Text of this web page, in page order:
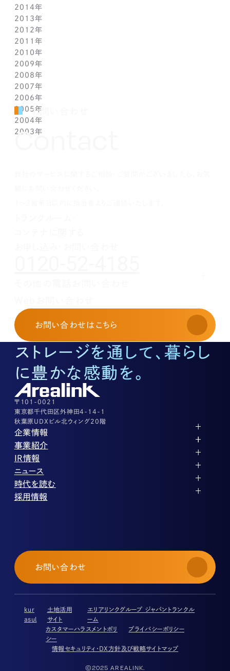
2月(10)
1月(5)
3月(6)
2月(13)
1月(2)
4月(5)
3月(8)
2月(9)
1月(3)
5月(4)
4月(6)
3月(8)
2月(8)
1月(2)
6月(1)
5月(5)
4月(6)
3月(9)
2月(7)
1月(3)
7月(5)
6月(1)
5月(3)
4月(6)
3月(3)
2月(6)
1月(1)
8月(4)
7月(5)
6月(1)
5月(4)
4月(5)
3月(4)
2月(4)
1月(2)
9月(7)
8月(8)
7月(7)
6月(7)
5月(9)
4月(7)
3月(6)
2月(5)
1月(1)
10月(5)
9月(5)
8月(6)
7月(7)
6月(1)
5月(3)
4月(3)
3月(3)
2月(5)
11月(3)
10月(7)
9月(2)
8月(3)
7月(6)
6月(5)
5月(4)
4月(3)
3月(2)
2月(7)
1月(1)
12月(3)
11月(6)
10月(7)
9月(3)
8月(8)
7月(7)
6月(5)
5月(4)
4月(4)
3月(3)
2月(5)
1月(3)
2014年
12月(2)
11月(7)
10月(7)
9月(6)
8月(5)
7月(9)
6月(6)
5月(3)
4月(7)
3月(3)
2月(6)
2013年
12月(6)
11月(6)
10月(5)
9月(7)
8月(4)
7月(3)
6月(1)
5月(5)
4月(1)
3月(1)
2012年
12月(1)
11月(1)
10月(1)
9月(1)
8月(1)
7月(3)
5月(2)
4月(1)
3月(1)
2011年
12月(1)
11月(1)
10月(2)
8月(2)
7月(4)
5月(2)
4月(1)
3月(3)
2010年
12月(1)
11月(1)
10月(2)
9月(1)
8月(2)
7月(3)
5月(2)
2009年
11月(6)
10月(9)
9月(3)
8月(1)
7月(5)
6月(2)
2008年
11月(4)
10月(2)
9月(2)
8月(4)
7月(3)
2007年
12月(2)
11月(2)
10月(1)
9月(2)
2006年
12月(1)
11月(1)
10月(2)
2005年
10月(2)
8月(4)
2004年
12月(4)
2003年
お問い合わせ
Contact
お申し込み・お問い合わせ
03-3526-8568
土地活用に関するお問い合わせ
03-3526-8574
底地に関するお問い合わせ
03-3526-8572
株式に関するお問い合わせ
03-3526-8556
その他上記に当てはまらない案件等
03-3526-8556
お問い合わせ はこちら
ストレージを通して、暮らし
に豊かな感動を。
〒101-0021
東京都千代田区外神田4-14-1
秋葉原UDXビル北ウィング20階
企業情報
代表メッセージ
企業理念
会社概要
役員紹介
沿革
コーポレートガバナンス
事業紹介
ストレージ事業
パートナー制度
ストレージライフ
土地権利整備事業
オフィス事業
アセット事業
IR情報
IRカレンダー
中期経営計画
事業等のリスク
株式・株主情報
個人投資家の皆様へ
よくある質問・用語集
IRメール登録
免責事項
ニュース
PR
IR
時代を読む
投稿一覧
採用情報
採用エントリー
お問い合わせ
kur
asul
土地活用
サイト
エリアリンクグループ ジャパントランクル
ーム
カスタマーハラスメントポリ
シー
プライバシーポリシー
情報セキュリティ・DX方針及び戦略サイトマップ
©2025 AREALINK.